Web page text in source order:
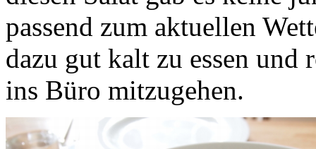
passend zum aktuellen
dazu gut kalt zu essen
ins Büro mitzugehen.